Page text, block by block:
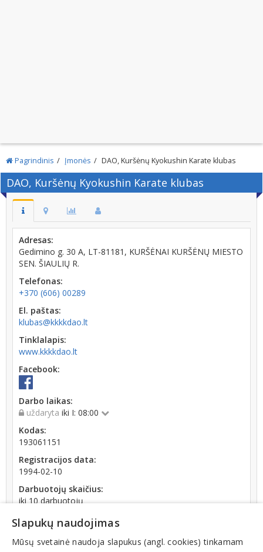
Pagrindinis Įmonės DAO, Kuršėnų Kyokushin Karate klubas
DAO, Kuršėnų Kyokushin Karate klubas
Adresas:
Gedimino g. 30 A, LT-81181, KURŠĖNAI KURŠĖNŲ MIESTO
SEN. ŠIAULIŲ R.
Telefonas:
+370 (606) 00289
El. paštas:
klubas@kkkkdao.lt
Tinklalapis:
www.kkkkdao.lt
Facebook:
Darbo laikas:
uždaryta iki I: 08:00
Kodas:
193061151
Registracijos data:
1994-02-10
Darbuotojų skaičius:
iki 10 darbuotojų
Apyvarta:
32 874 €, pelnas po mokesčių 9,4 % (2025 m.)
Teisinis statusas:
Slapukų naudojimas
Mūsų svetainė naudoja slapukus (angl. cookies) tinkamam